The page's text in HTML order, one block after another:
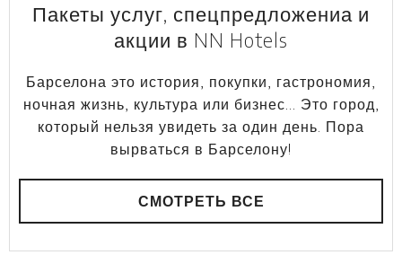
Пакеты услуг, спецпредложениа и
акции в NN Hotels
Барселона это история, покупки, гастрономия,
ночная жизнь, культура или бизнес… Это город,
который нельзя увидеть за один день. Пора
вырваться в Барселону!
СМОТРЕТЬ ВСЕ